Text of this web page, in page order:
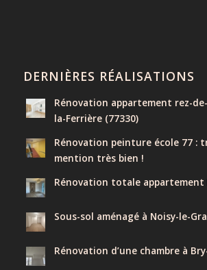
DERNIÈRES RÉALISATIONS
Rénovation appartement rez-
la-Ferrière (77330)
Rénovation peinture école 77 :
mention très bien !
Rénovation totale appartement
Sous-sol aménagé à Noisy-le-
Rénovation d’une chambre à